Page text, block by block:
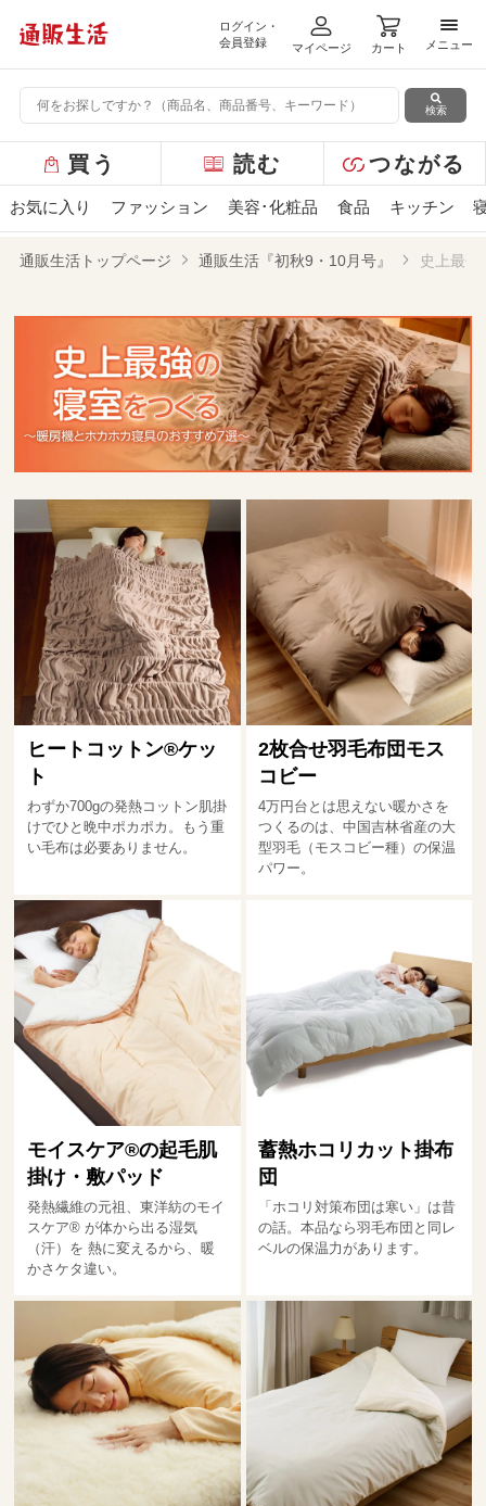
ログイン・
会員登録
マイページ カート
メニ
メニュー
検索
ー
バ
ュ
買う 読む つながる
お気に入り ファッション 美容･化粧品 食品 キッチン
通販生活トップページ 通販生活『初秋9・10月号』 史上最
ヒートコットン®ケッ
ト
わずか700gの発熱コットン肌掛
けでひと晩中ポカポカ。もう重
い毛布は必要ありません。
2枚合せ羽毛布団モス
コビー
4万円台とは思えない暖かさを
つくるのは、中国吉林省産の大
型羽毛（モスコビー種）の保温
パワー。
モイスケア®の起毛肌
掛け・敷パッド
発熱繊維の元祖、東洋紡のモイ
スケア® が体から出る湿気
（汗）を 熱に変えるから、暖
かさケタ違い。
蓄熱ホコリカット掛布
団
「ホコリ対策布団は寒い」は昔
の話。本品なら羽毛布団と同レ
ベルの保温力があります。